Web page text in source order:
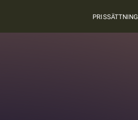
PRISSÄTTNING